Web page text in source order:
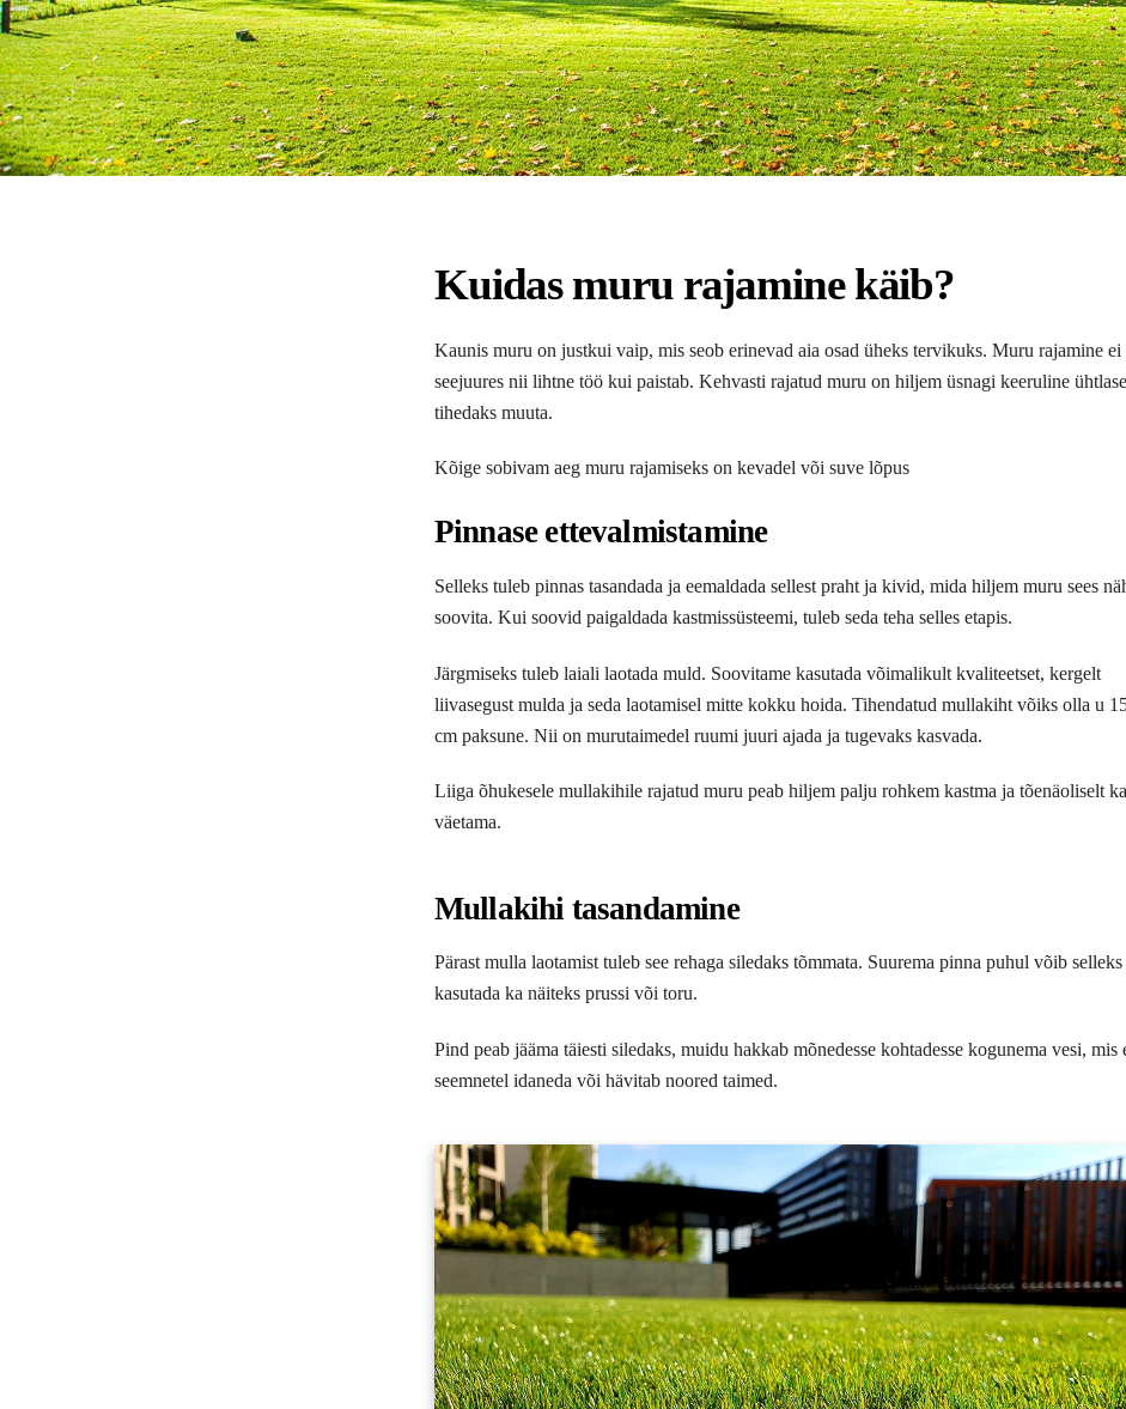
Kuidas muru rajamine käib?
Kaunis muru on justkui vaip, mis seob erinevad aia osad üheks tervikuks. Muru rajamine ei
seejuures nii lihtne töö kui paistab. Kehvasti rajatud muru on hiljem üsnagi keeruline
tihedaks muuta.
Kõige sobivam aeg muru rajamiseks on kevadel või suve lõpus
Pinnase ettevalmistamine
Selleks tuleb pinnas tasandada ja eemaldada sellest praht ja kivid, mida hiljem muru sees
soovita. Kui soovid paigaldada kastmissüsteemi, tuleb seda teha selles etapis.
Järgmiseks tuleb laiali laotada muld. Soovitame kasutada võimalikult kvaliteetset, kergelt
liivasegust mulda ja seda laotamisel mitte kokku hoida. Tihendatud mullakiht võiks olla u
cm paksune. Nii on murutaimedel ruumi juuri ajada ja tugevaks kasvada.
Liiga õhukesele mullakihile rajatud muru peab hiljem palju rohkem kastma ja tõenäoliselt ka
väetama.
Mullakihi tasandamine
Pärast mulla laotamist tuleb see rehaga siledaks tõmmata. Suurema pinna puhul võib
kasutada ka näiteks prussi või toru.
Pind peab jääma täiesti siledaks, muidu hakkab mõnedesse kohtadesse kogunema vesi, mis
seemnetel idaneda või hävitab noored taimed.